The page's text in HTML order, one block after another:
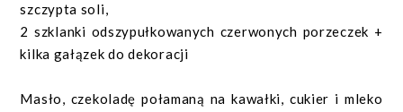
szczypta soli,
2 szklanki odszypułkowanych czerwonych porzeczek +
kilka gałązek do dekoracji
Masło, czekoladę połamaną na kawałki, cukier i mleko